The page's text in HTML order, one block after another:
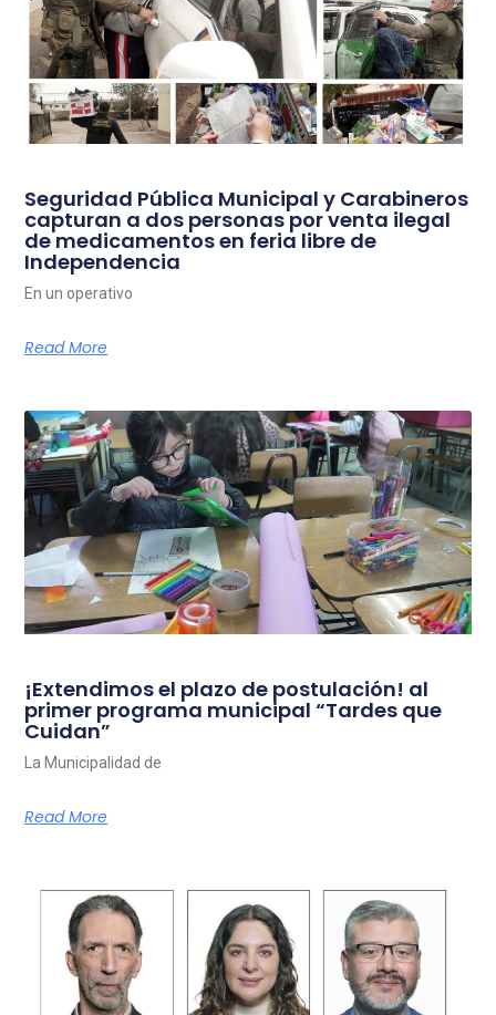
Seguridad Pública Municipal y Carabineros
capturan a dos personas por venta ilegal
de medicamentos en feria libre de
Independencia
En un operativo
Read More
¡Extendimos el plazo de postulación! al
primer programa municipal “Tardes que
Cuidan”
La Municipalidad de
Read More